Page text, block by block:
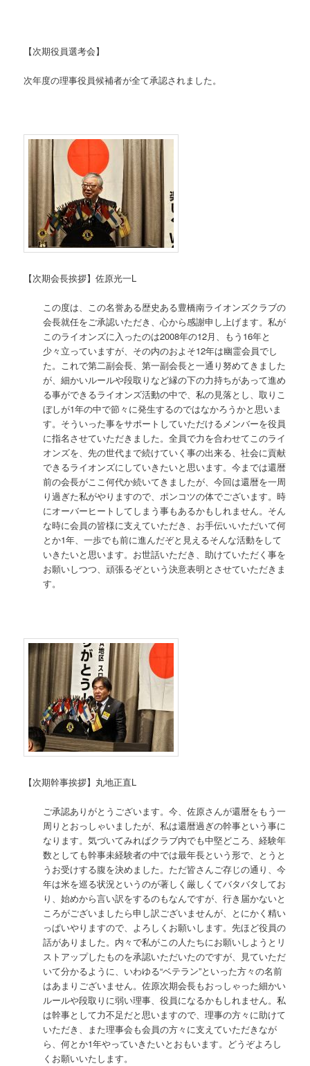
【次期役員選考会】
次年度の理事役員候補者が全て承認されました。
【次期会長挨拶】佐原光一L
この度は、この名誉ある歴史ある豊橋南ライオンズクラブの
会長就任をご承認いただき、心から感謝申し上げます。私が
このライオンズに入ったのは2008年の12月、もう16年と
少々立っていますが、その内のおよそ12年は幽霊会員でし
た。これで第二副会長、第一副会長と一通り努めてきました
が、細かいルールや段取りなど縁の下の力持ちがあって進め
る事ができるライオンズ活動の中で、私の見落とし、取りこ
ぼしが1年の中で節々に発生するのではなかろうかと思いま
す。そういった事をサポートしていただけるメンバーを役員
に指名させていただきました。全員で力を合わせてこのライ
オンズを、先の世代まで続けていく事の出来る、社会に貢献
できるライオンズにしていきたいと思います。今までは還暦
前の会長がここ何代か続いてきましたが、今回は還暦を一周
り過ぎた私がやりますので、ポンコツの体でございます。時
にオーバーヒートしてしまう事もあるかもしれません。そん
な時に会員の皆様に支えていただき、お手伝いいただいて何
とか1年、一歩でも前に進んだぞと見えるそんな活動をして
いきたいと思います。お世話いただき、助けていただく事を
お願いしつつ、頑張るぞという決意表明とさせていただきま
す。
【次期幹事挨拶】丸地正直L
ご承認ありがとうございます。今、佐原さんが還暦をもう一
周りとおっしゃいましたが、私は還暦過ぎの幹事という事に
なります。気づいてみればクラブ内でも中堅どころ、経験年
数としても幹事未経験者の中では最年長という形で、とうと
うお受けする腹を決めました。ただ皆さんご存じの通り、今
年は米を巡る状況というのが著しく厳しくてバタバタしてお
り、始めから言い訳をするのもなんですが、行き届かないと
ころがございましたら申し訳ございませんが、とにかく精い
っぱいやりますので、よろしくお願いします。先ほど役員の
話がありました。内々で私がこの人たちにお願いしようとリ
ストアップしたものを承認いただいたのですが、見ていただ
いて分かるように、いわゆる“ベテラン”といった方々の名前
はあまりございません。佐原次期会長もおっしゃった細かい
ルールや段取りに弱い理事、役員になるかもしれません。私
は幹事として力不足だと思いますので、理事の方々に助けて
いただき、また理事会も会員の方々に支えていただきなが
ら、何とか1年やっていきたいとおもいます。どうぞよろし
くお願いいたします。